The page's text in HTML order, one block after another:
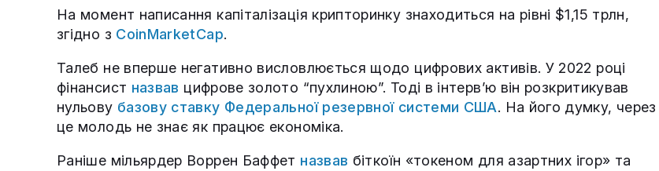
На момент написання капіталізація крипторинку знаходиться на рівні $1,15 трлн,
згідно з CoinMarketCap.
Талеб не вперше негативно висловлюється щодо цифрових активів. У 2022 році
фінансист назвав цифрове золото “пухлиною”. Тоді в інтерв’ю він розкритикував
нульову базову ставку Федеральної резервної системи США. На його думку, через
це молодь не знає як працює економіка.
Раніше мільярдер Воррен Баффет назвав біткоїн «токеном для азартних ігор» та